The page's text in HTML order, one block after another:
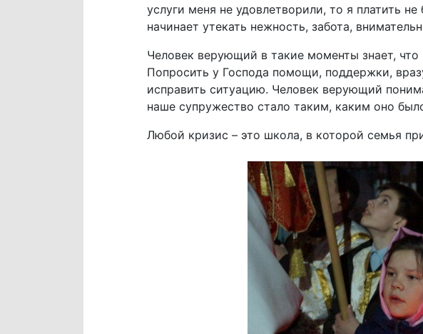
услуги меня не удовлетворили, то я платить
начинает утекать нежность, забота,
Человек верующий в такие моменты знает,
Попросить у Господа помощи, поддержки,
исправить ситуацию. Человек верующий
наше супружество стало таким, каким оно
Любой кризис – это школа, в которой семья